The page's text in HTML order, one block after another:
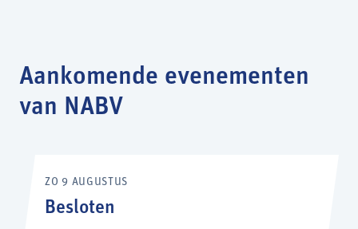
Aankomende evenementen
van NABV
ZO 9 AUGUSTUS
Besloten